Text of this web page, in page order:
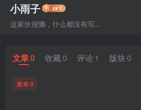
小雨子
这家伙很懒，什么都没有写...
文章0 收藏 0 评论 1 版块 0
发布 0